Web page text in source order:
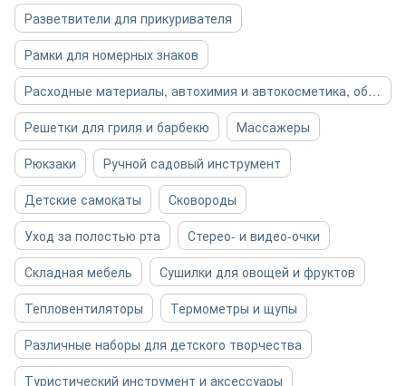
Разветвители для прикуривателя
Рамки для номерных знаков
Расходные материалы, автохимия и автокосметика, общее
Решетки для гриля и барбекю
Массажеры
Рюкзаки
Ручной садовый инструмент
Детские самокаты
Сковороды
Уход за полостью рта
Стерео- и видео-очки
Складная мебель
Сушилки для овощей и фруктов
Тепловентиляторы
Термометры и щупы
Различные наборы для детского творчества
Туристический инструмент и аксессуары